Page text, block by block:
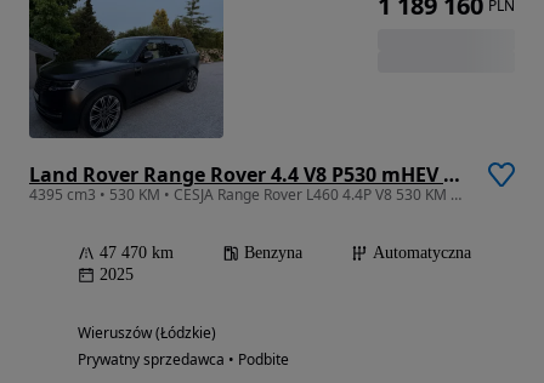
Land Rover Range Rover 4.4 V8 P530 mHEV LWB Autobiography
4395 cm3 • 530 KM • CESJA Range Rover L460 4.4P V8 530 KM AWD Autobiography LWB
47 470 km Benzyna
Automatyczna
2025
Wieruszów (Łódzkie)
Prywatny sprzedawca • Podbite
PLN